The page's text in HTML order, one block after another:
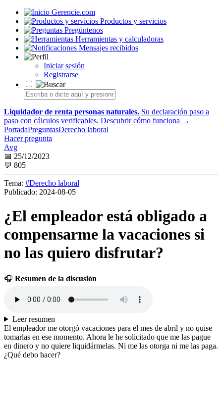
Gerencie.com
Productos y servicios
Pregúntenos
Herramientas y calculadoras
Mensajes recibidos
Iniciar sesión
Registrarse
Liquidador de renta personas naturales. Su declaración paso a
paso con cálculos verificables. Descubrir cómo funciona →
PortadaPreguntasDerecho laboral
Hacer pregunta
Avg
📅 25/12/2023
💬 805
Tema: #Derecho laboral
Publicado: 2024-08-05
¿El empleador está obligado a
compensarme la vacaciones si
no las quiero disfrutar?
🎧 Resumen de la discusión
Leer resumen
El empleador me otorgó vacaciones para el mes de abril y no quise
tomarlas en ese momento. Ahora le he solicitado que me las pague
en dinero y no quiere liquidármelas. Ni me las otorga ni me las paga.
¿Qué debo hacer?